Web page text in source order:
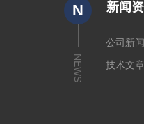
N
NEWS
新闻
公司新
技术文